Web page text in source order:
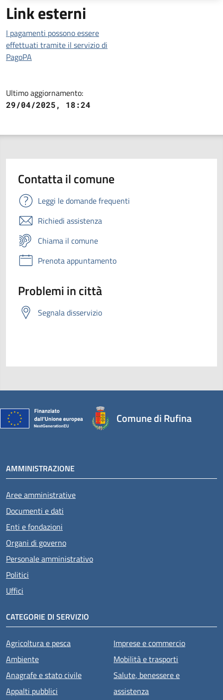
Link esterni
I pagamenti possono essere
effettuati tramite il servizio di
PagoPA
Ultimo aggiornamento:
29/04/2025, 18:24
Contatta il comune
Leggi le domande frequenti
Richiedi assistenza
Chiama il comune
Prenota appuntamento
Problemi in città
Segnala disservizio
Comune di Rufina
AMMINISTRAZIONE
Aree amministrative
Documenti e dati
Enti e fondazioni
Organi di governo
Personale amministrativo
Politici
Uffici
CATEGORIE DI SERVIZIO
Agricoltura e pesca
Ambiente
Anagrafe e stato civile
Appalti pubblici
Imprese e commercio
Mobilità e trasporti
Salute, benessere e
assistenza